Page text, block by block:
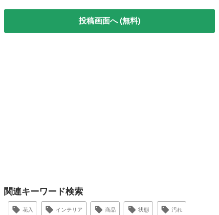
投稿画面へ (無料)
関連キーワード検索
花入 インテリア 商品 状態 汚れ